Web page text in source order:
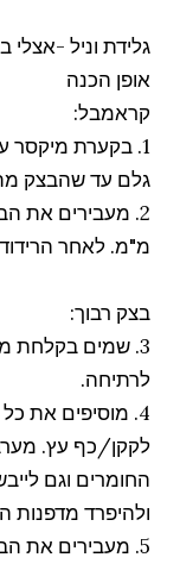
גלידת וניל -אצלי
אופן הכנה
קראמבל:
1. בקערת מיקסר
גלם עד שהבצק
מ"מ. לאחר
בצק רבוך:
3. שמים בקלחת
לרתיחה.
4. מוסיפים את
לקקן/כף עץ.
החומרים וגם
ולהיפרד מדפנות
5. מעבירים את